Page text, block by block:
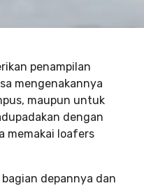
penampilan
mengenakannya
maupun untuk
dengan
memakai loafers
depannya dan